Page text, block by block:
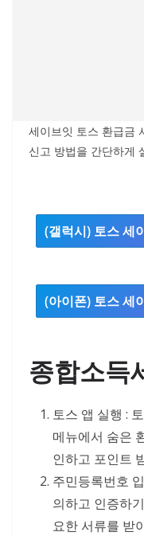
세이브잇 토스 환급금
신고 방법을 간단하게
(갤럭시) 토스 세
(아이폰) 토스 세
종합소득
토스 앱 실행 :
메뉴에서 숨은
인하고 포인트
주민등록번호
의하고 인증하
요한 서류를 받